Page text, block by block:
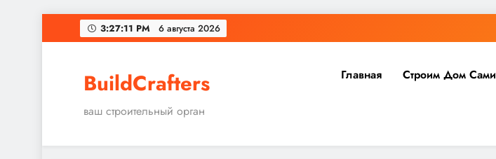
Перейти
к
3:27:12 PM 6 августа 2026
BuildCrafters
ваш строительный орган
Главная Строим Дом Сами